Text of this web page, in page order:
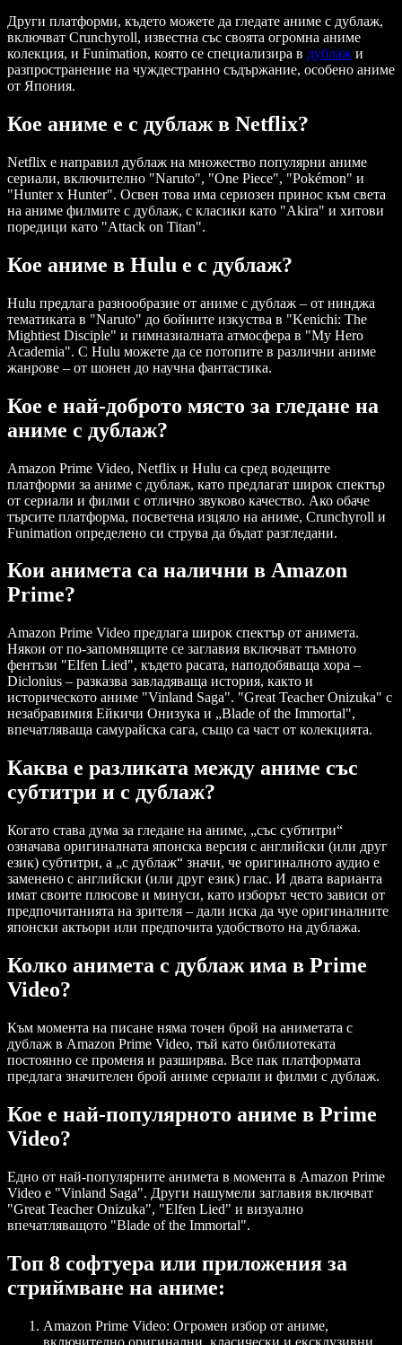
Други платформи, където можете да гледате аниме с дублаж,
включват Crunchyroll, известна със своята огромна аниме
колекция, и Funimation, която се специализира в дублаж и
разпространение на чуждестранно съдържание, особено аниме
от Япония.
Кое аниме е с дублаж в Netflix?
Netflix е направил дублаж на множество популярни аниме
сериали, включително "Naruto", "One Piece", "Pokémon" и
"Hunter x Hunter". Освен това има сериозен принос към света
на аниме филмите с дублаж, с класики като "Akira" и хитови
поредици като "Attack on Titan".
Кое аниме в Hulu е с дублаж?
Hulu предлага разнообразие от аниме с дублаж – от нинджа
тематиката в "Naruto" до бойните изкуства в "Kenichi: The
Mightiest Disciple" и гимназиалната атмосфера в "My Hero
Academia". С Hulu можете да се потопите в различни аниме
жанрове – от шонен до научна фантастика.
Кое е най-доброто място за гледане на
аниме с дублаж?
Amazon Prime Video, Netflix и Hulu са сред водещите
платформи за аниме с дублаж, като предлагат широк спектър
от сериали и филми с отлично звуково качество. Ако обаче
търсите платформа, посветена изцяло на аниме, Crunchyroll и
Funimation определено си струва да бъдат разгледани.
Кои анимета са налични в Amazon
Prime?
Amazon Prime Video предлага широк спектър от анимета.
Някои от по-запомнящите се заглавия включват тъмното
фентъзи "Elfen Lied", където расата, наподобяваща хора –
Diclonius – разказва завладяваща история, както и
историческото аниме "Vinland Saga". "Great Teacher Onizuka" с
незабравимия Ейкичи Онизука и „Blade of the Immortal",
впечатляваща самурайска сага, също са част от колекцията.
Каква е разликата между аниме със
субтитри и с дублаж?
Когато става дума за гледане на аниме, „със субтитри“
означава оригиналната японска версия с английски (или друг
език) субтитри, а „с дублаж“ значи, че оригиналното аудио е
заменено с английски (или друг език) глас. И двата варианта
имат своите плюсове и минуси, като изборът често зависи от
предпочитанията на зрителя – дали иска да чуе оригиналните
японски актьори или предпочита удобството на дублажа.
Колко анимета с дублаж има в Prime
Video?
Към момента на писане няма точен брой на аниметата с
дублаж в Amazon Prime Video, тъй като библиотеката
постоянно се променя и разширява. Все пак платформата
предлага значителен брой аниме сериали и филми с дублаж.
Кое е най-популярното аниме в Prime
Video?
Едно от най-популярните анимета в момента в Amazon Prime
Video е "Vinland Saga". Други нашумели заглавия включват
"Great Teacher Onizuka", "Elfen Lied" и визуално
впечатляващото "Blade of the Immortal".
Топ 8 софтуера или приложения за
стриймване на аниме:
Amazon Prime Video: Огромен избор от аниме,
включително оригинални, класически и ексклузивни